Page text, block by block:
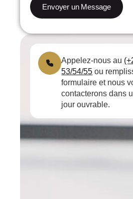
Envoyer un Message
Appelez-nous au
53/54/55 ou
formulaire et nous
contacterons dans
jour ouvrable.